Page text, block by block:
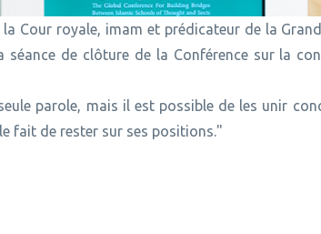
Cour royale, imam et prédicateur de la
de clôture de la Conférence sur la
parole, mais il est possible de les unir
fait de rester sur ses positions."